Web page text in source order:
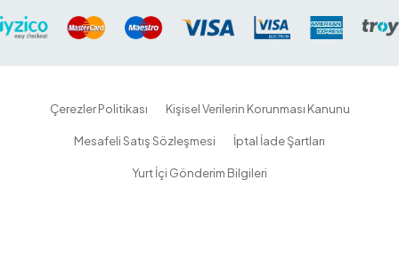
Çerezler Politikası Kişisel Verilerin Korunması Kanunu
Mesafeli Satış Sözleşmesi İptal İade Şartları
Yurt İçi Gönderim Bilgileri